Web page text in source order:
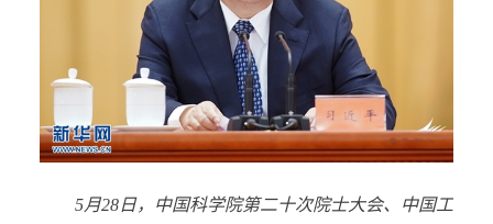
5月28日，中国科学院第二十次院士大会、中国工